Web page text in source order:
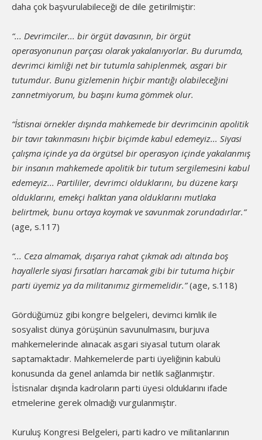
daha çok başvurulabileceği de dile getirilmiştir:
“... Devrimciler... bir örgüt davasının, bir örgüt
operasyonunun parçası olarak yakalanıyorlar. Bu durumda,
devrimci kimliği net bir tutumla sahiplenmek, asgari bir
tutumdur. Bunu gizlemenin hiçbir mantığı olabileceğini
zannetmiyorum, bu başını kuma gömmek olur.
“İstisnai örnekler dışında mahkemede bir devrimcinin apolitik
bir tavır takınmasını hiçbir biçimde kabul edemeyiz... Siyasi
çalışma içinde ya da örgütsel bir operasyon içinde yakalanmış
bir insanın mahkemede apolitik bir tutum sergilemesini kabul
edemeyiz... Partililer, devrimci olduklarını, bu düzene karşı
olduklarını, emekçi halktan yana olduklarını mutlaka
belirtmek, bunu ortaya koymak ve savunmak zorundadırlar.”
(age, s.117)
“... Ceza almamak, dışarıya rahat çıkmak adı altında boş
hayallerle siyasi fırsatları harcamak gibi bir tutuma hiçbir
parti üyemiz ya da militanımız girmemelidir.”(age, s.118)
Gördüğümüz gibi kongre belgeleri, devimci kimlik ile
sosyalist dünya görüşünün savunulmasını, burjuva
mahkemelerinde alınacak asgari siyasal tutum olarak
saptamaktadır. Mahkemelerde parti üyeliğinin kabulü
konusunda da genel anlamda bir netlik sağlanmıştır.
İstisnalar dışında kadroların parti üyesi olduklarını ifade
etmelerine gerek olmadığı vurgulanmıştır.
Kuruluş Kongresi Belgeleri, parti kadro ve militanlarının